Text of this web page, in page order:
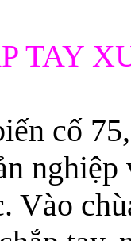
TAY
cố
nghiệp
Vào